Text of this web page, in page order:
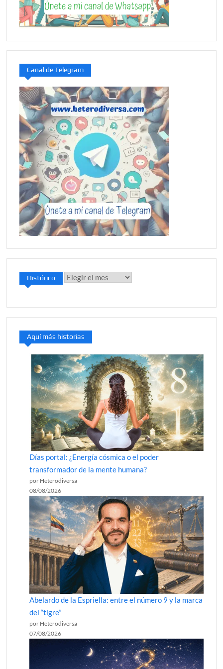
Canal de Telegram
Histórico Histórico
Aquí más historias
Días portal: ¿Energía cósmica o el poder
transformador de la mente humana?
por Heterodiversa
08/08/2026
Abelardo de la Espriella: entre el número 9 y la marca
del “tigre”
por Heterodiversa
07/08/2026